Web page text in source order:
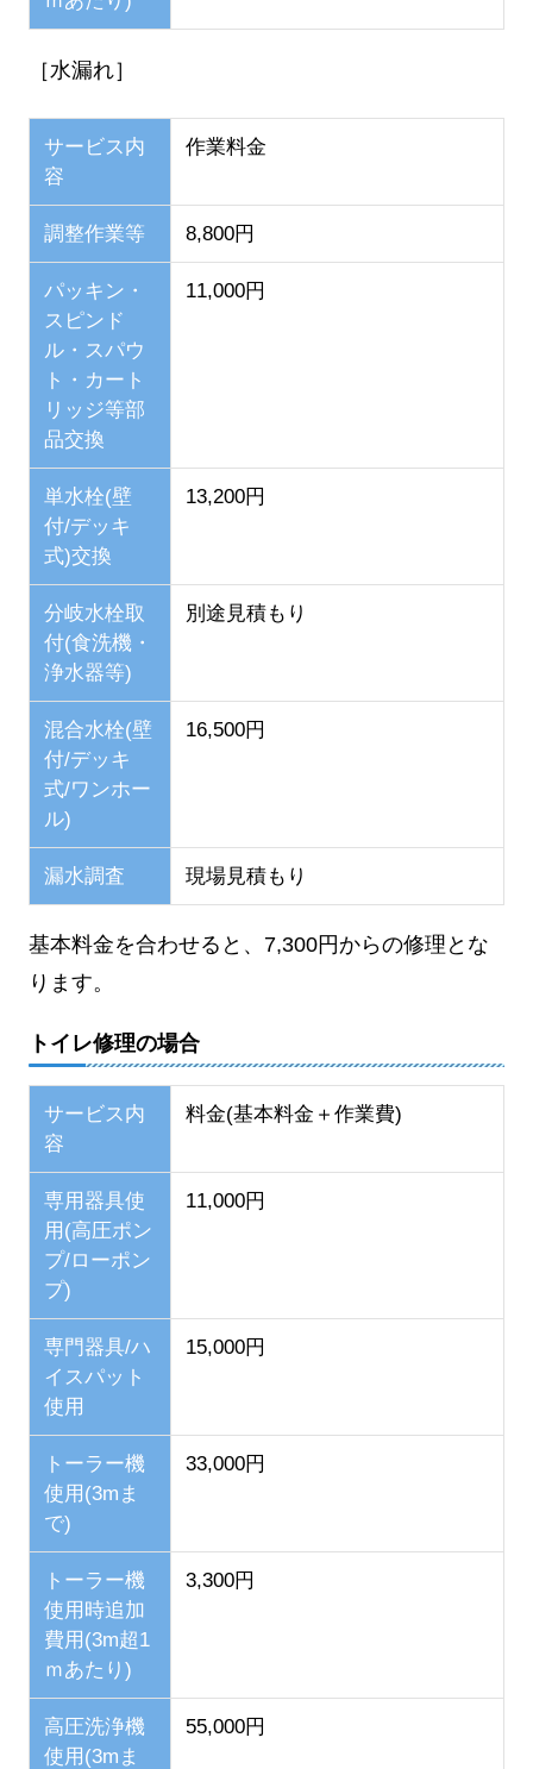
［水漏れ］
サービス内
容
作業料金
調整作業等 8,800円
パッキン・
スピンド
ル・スパウ
ト・カート
リッジ等部
品交換
11,000円
単水栓(壁
付/デッキ
式)交換
13,200円
分岐水栓取
付(食洗機・
浄水器等)
別途見積もり
混合水栓(壁
付/デッキ
式/ワンホー
ル)
16,500円
漏水調査 現場見積もり
基本料金を合わせると、7,300円からの修理とな
ります。
トイレ修理の場合
サービス内
容
料金(基本料金＋作業費)
専用器具使
用(高圧ポン
プ/ローポン
プ)
11,000円
専門器具/ハ
イスパット
使用
15,000円
トーラー機
使用(3mま
で)
33,000円
トーラー機
使用時追加
費用(3m超1
ｍあたり)
3,300円
高圧洗浄機
使用(3mま
55,000円